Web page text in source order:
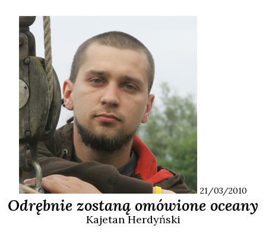
21/03/2010
Odrębnie zostaną omówione oceany
KajetanHerdyński